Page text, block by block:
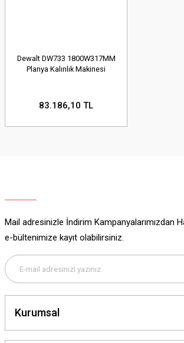
Dewalt DW733 1800W317MM
Planya Kalınlık Makinesi
83.186,10 TL
Mail adresinizle İndirim Kampanyalarımızdan
e-bültenimize kayıt olabilirsiniz.
Kurumsal